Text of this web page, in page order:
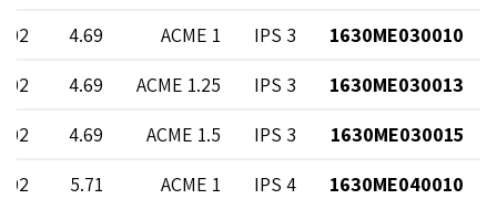
1630ME030010
3 IPS
1 ACME
4.69
1630ME030013
3 IPS
1.25 ACME
4.69
1630ME030015
3 IPS
1.5 ACME
4.69
1630ME040010
4 IPS
1 ACME
5.71